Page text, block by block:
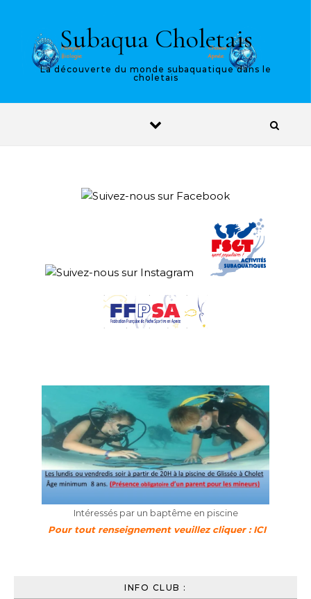
Subaqua Choletais
La découverte du monde subaquatique dans le
choletais
Intéressés par un baptême en piscine
Pour tout renseignement veuillez cliquer : ICI
INFO CLUB :